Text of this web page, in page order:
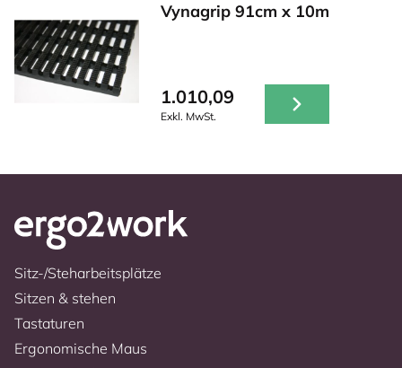
Vynagrip 91cm x 10m
1.010,09
Exkl. MwSt.
Sitz-/Steharbeitsplätze
Sitzen & stehen
Tastaturen
Ergonomische Maus